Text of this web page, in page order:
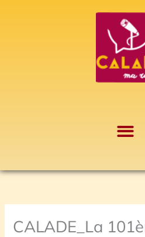
CALADE_La